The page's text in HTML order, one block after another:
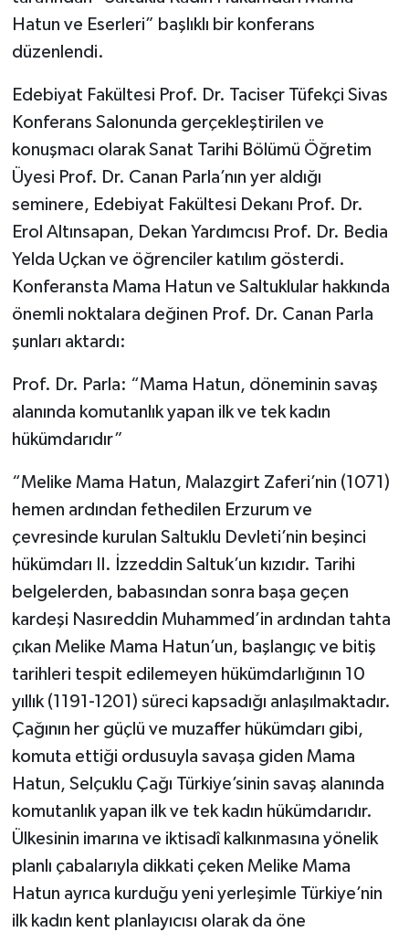
Hatun ve Eserleri” başlıklı bir konferans
düzenlendi.
Edebiyat Fakültesi Prof. Dr. Taciser Tüfekçi Sivas
Konferans Salonunda gerçekleştirilen ve
konuşmacı olarak Sanat Tarihi Bölümü Öğretim
Üyesi Prof. Dr. Canan Parla’nın yer aldığı
seminere, Edebiyat Fakültesi Dekanı Prof. Dr.
Erol Altınsapan, Dekan Yardımcısı Prof. Dr. Bedia
Yelda Uçkan ve öğrenciler katılım gösterdi.
Konferansta Mama Hatun ve Saltuklular hakkında
önemli noktalara değinen Prof. Dr. Canan Parla
şunları aktardı:
Prof. Dr. Parla: “Mama Hatun, döneminin savaş
alanında komutanlık yapan ilk ve tek kadın
hükümdarıdır”
“Melike Mama Hatun, Malazgirt Zaferi’nin (1071)
hemen ardından fethedilen Erzurum ve
çevresinde kurulan Saltuklu Devleti’nin beşinci
hükümdarı II. İzzeddin Saltuk’un kızıdır. Tarihi
belgelerden, babasından sonra başa geçen
kardeşi Nasıreddin Muhammed’in ardından tahta
çıkan Melike Mama Hatun’un, başlangıç ve bitiş
tarihleri tespit edilemeyen hükümdarlığının 10
yıllık (1191-1201) süreci kapsadığı anlaşılmaktadır.
Çağının her güçlü ve muzaffer hükümdarı gibi,
komuta ettiği ordusuyla savaşa giden Mama
Hatun, Selçuklu Çağı Türkiye’sinin savaş alanında
komutanlık yapan ilk ve tek kadın hükümdarıdır.
Ülkesinin imarına ve iktisadî kalkınmasına yönelik
planlı çabalarıyla dikkati çeken Melike Mama
Hatun ayrıca kurduğu yeni yerleşimle Türkiye’nin
ilk kadın kent planlayıcısı olarak da öne